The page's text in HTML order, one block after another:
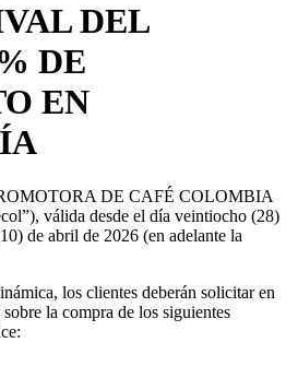
DEL
DE
EN
DE CAFÉ COLOMBIA
válida desde el día veintiocho (28)
de abril de 2026 (en adelante la
los clientes deberán solicitar en
sobre la compra de los siguientes